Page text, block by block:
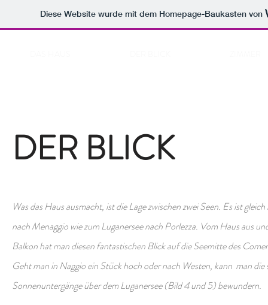
Diese Website wurde mit dem Homepage-Baukasten von
DER BLICK
Was das Haus ausmacht, ist die Lage zwischen zwei Seen. Es ist
nach Menaggio wie zum Luganersee nach Porlezza. Vom Haus aus
Balkon hat man diesen fantastischen Blick auf die Seemitte des
Geht man in Naggio ein Stück hoch oder nach Westen, kann man die
Sonnenuntergänge über dem Luganersee (Bild 4 und 5) bewundern.